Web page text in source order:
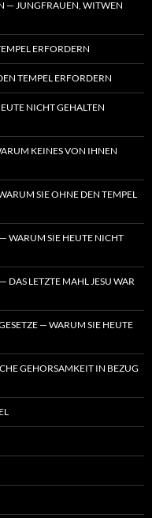
— JUNGFRAUEN, WITWEN
ERFORDERN
TEMPEL ERFORDERN
NICHT GEHALTEN
KEINES VON IHNEN
SIE OHNE DEN TEMPEL
WARUM SIE HEUTE NICHT
LETZTE MAHL JESU WAR
— WARUM SIE HEUTE
GEHORSAMKEIT IN BEZUG